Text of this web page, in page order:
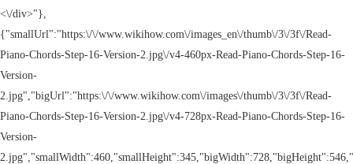
<\/div>"},
{"smallUrl":"https:\/\/www.wikihow.com\/images_en\/thumb\/3\/3f\/Read-
Piano-Chords-Step-16-Version-2.jpg\/v4-460px-Read-Piano-Chords-Step-16-
Version-
2.jpg","bigUrl":"https:\/\/www.wikihow.com\/images\/thumb\/3\/3f\/Read-
Piano-Chords-Step-16-Version-2.jpg\/v4-728px-Read-Piano-Chords-Step-16-
Version-